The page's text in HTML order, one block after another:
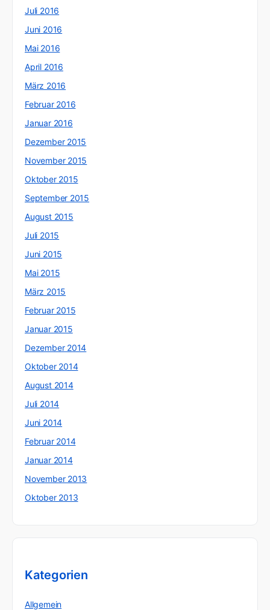
Juli 2016
Juni 2016
Mai 2016
April 2016
März 2016
Februar 2016
Januar 2016
Dezember 2015
November 2015
Oktober 2015
September 2015
August 2015
Juli 2015
Juni 2015
Mai 2015
März 2015
Februar 2015
Januar 2015
Dezember 2014
Oktober 2014
August 2014
Juli 2014
Juni 2014
Februar 2014
Januar 2014
November 2013
Oktober 2013
Kategorien
Allgemein